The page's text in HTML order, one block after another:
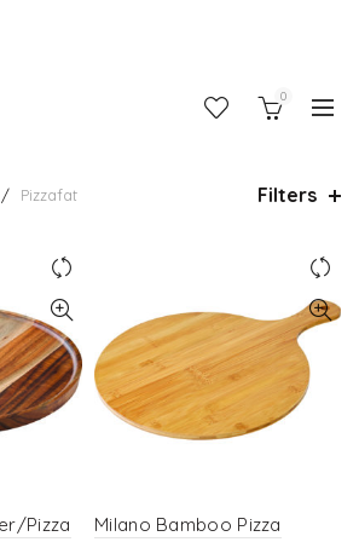
0
Pizzafat Filters
Pizza
Milano Bamboo Pizza